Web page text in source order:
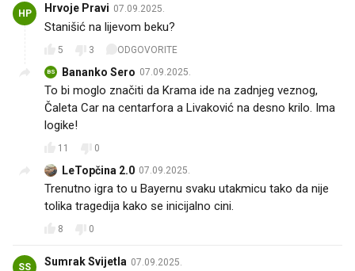
HP Hrvoje Pravi 07.09.2025.
Stanišić na lijevom beku?
5 3 ODGOVORITE
BS Bananko Sero 07.09.2025.
To bi moglo značiti da Krama ide na zadnjeg veznog,
Čaleta Car na centarfora a Livaković na desno krilo. Ima
logike!
11 0
LeTopčina 2.0 07.09.2025.
Trenutno igra to u Bayernu svaku utakmicu tako da nije
tolika tragedija kako se inicijalno cini.
8 0
SS Sumrak Svijetla 07.09.2025.